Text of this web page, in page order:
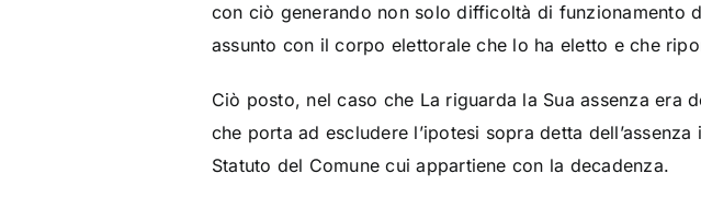
con ciò generando non solo difficoltà di funzionamento
assunto con il corpo elettorale che lo ha eletto e che
Ciò posto, nel caso che La riguarda la Sua assenza
che porta ad escludere l’ipotesi sopra detta
Statuto del Comune cui appartiene con la decadenza.